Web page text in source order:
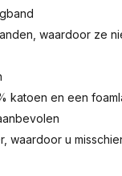
waardoor ze
katoen en een
waardoor u